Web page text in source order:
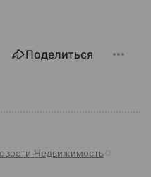
Поделиться
Недвижимость